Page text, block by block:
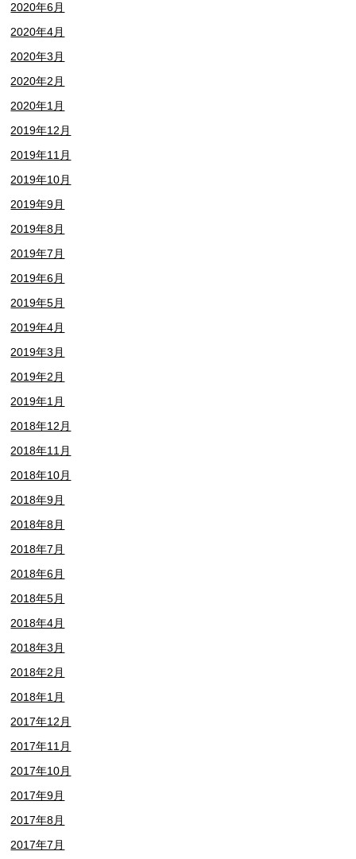
2020年6月
2020年4月
2020年3月
2020年2月
2020年1月
2019年12月
2019年11月
2019年10月
2019年9月
2019年8月
2019年7月
2019年6月
2019年5月
2019年4月
2019年3月
2019年2月
2019年1月
2018年12月
2018年11月
2018年10月
2018年9月
2018年8月
2018年7月
2018年6月
2018年5月
2018年4月
2018年3月
2018年2月
2018年1月
2017年12月
2017年11月
2017年10月
2017年9月
2017年8月
2017年7月